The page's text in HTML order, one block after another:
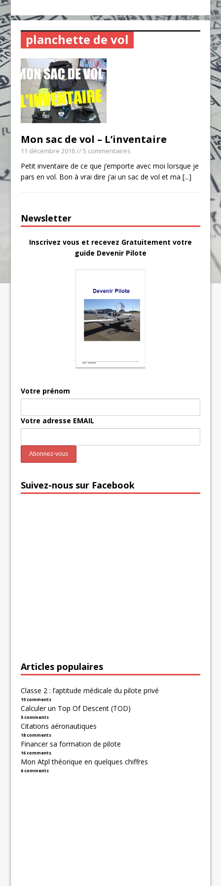
planchette de vol
Mon sac de vol – L’inventaire
11 décembre 2016// 5 commentaires
Petit inventaire de ce que j’emporte avec moi lorsque je
pars en vol. Bon à vrai dire j’ai un sac de vol et ma[...]
Newsletter
Inscrivez vous et recevez Gratuitement votre
guide Devenir Pilote
Votre prénom
Votre adresse EMAIL
Suivez-nous sur Facebook
Articles populaires
Classe 2 : l’aptitude médicale du pilote privé
15 comments
Calculer un Top Of Descent (TOD)
5 comments
Citations aéronautiques
18 comments
Financer sa formation de pilote
16 comments
Mon Atpl théorique en quelques chiffres
6 comments